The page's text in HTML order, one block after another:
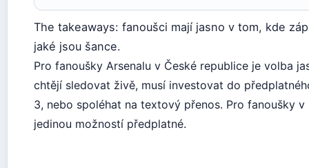
The takeaways: fanoušci mají jasno v tom, kde
jaké jsou šance.
Pro fanoušky Arsenalu v České republice je volba
chtějí sledovat živě, musí investovat do
3, nebo spoléhat na textový přenos. Pro fanoušky v
jedinou možností předplatné.